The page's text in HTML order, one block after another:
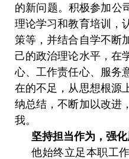
的新问题。积极参加公
理论学习和教育培训，
策等，并结合自学不断
己的政治理论水平，在
心、工作责任心、服务
在的不足，从思想根源
纳总结，不断加以改进
我。
坚持担当作为，强
他始终立足本职工